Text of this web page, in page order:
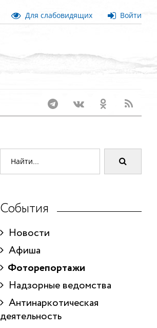
Для слабовидящих Войти
События
Новости
Афиша
Фоторепортажи
Надзорные ведомства
Антинаркотическая
деятельность